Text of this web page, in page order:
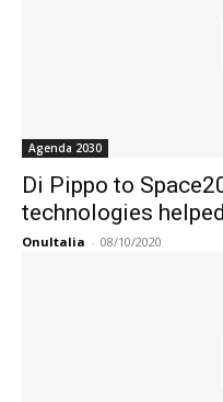
Agenda 2030
Di Pippo to
technologies
OnuItalia - 08/10/2020